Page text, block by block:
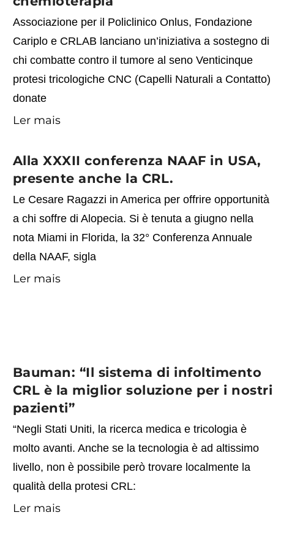
Associazione per il Policlinico Onlus, Fondazione
Cariplo e CRLAB lanciano un’iniziativa a sostegno di
chi combatte contro il tumore al seno Venticinque
protesi tricologiche CNC (Capelli Naturali a Contatto)
donate
Ler mais
Alla XXXII conferenza NAAF in USA,
presente anche la CRL.
Le Cesare Ragazzi in America per offrire opportunità
a chi soffre di Alopecia. Si è tenuta a giugno nella
nota Miami in Florida, la 32° Conferenza Annuale
della NAAF, sigla
Ler mais
Bauman: “Il sistema di infoltimento
CRL è la miglior soluzione per i nostri
pazienti”
“Negli Stati Uniti, la ricerca medica e tricologia è
molto avanti. Anche se la tecnologia è ad altissimo
livello, non è possibile però trovare localmente la
qualità della protesi CRL:
Ler mais